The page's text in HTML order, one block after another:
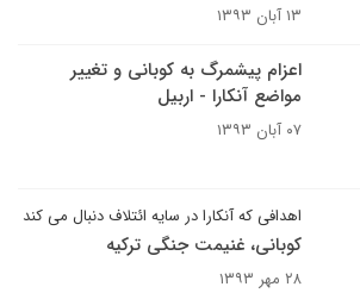
۱۳ آبان ۱۳۹۳
اعزام پیشمرگ به کوبانی و تغییر
مواضع آنکارا - اربیل
۰۷ آبان ۱۳۹۳
اهدافی که آنکارا در سایه ائتلاف دنبال می کند
کوبانی، غنیمت جنگی ترکیه
۲۸ مهر ۱۳۹۳